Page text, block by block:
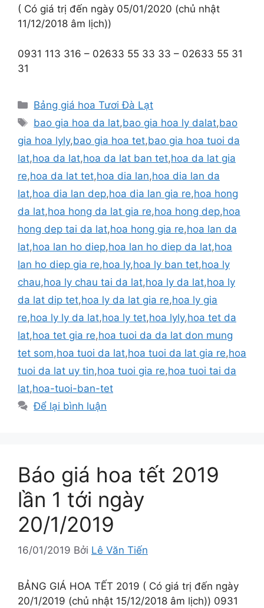
( Có giá trị đến ngày 05/01/2020 (chủ nhật
11/12/2018 âm lịch))
0931 113 316 – 02633 55 33 33 – 02633 55 31
31
Danh
mục
Bảng giá hoa Tươi Đà Lạt
Thẻ
bao gia hoa da lat,bao gia hoa ly dalat,bao
gia hoa lyly,bao gia hoa tet,bao gia hoa tuoi da
lat,hoa da lat,hoa da lat ban tet,hoa da lat gia
re,hoa da lat tet,hoa dia lan,hoa dia lan da
lat,hoa dia lan dep,hoa dia lan gia re,hoa hong
da lat,hoa hong da lat gia re,hoa hong dep,hoa
hong dep tai da lat,hoa hong gia re,hoa lan da
lat,hoa lan ho diep,hoa lan ho diep da lat,hoa
lan ho diep gia re,hoa ly,hoa ly ban tet,hoa ly
chau,hoa ly chau tai da lat,hoa ly da lat,hoa ly
da lat dip tet,hoa ly da lat gia re,hoa ly gia
re,hoa ly ly da lat,hoa ly tet,hoa lyly,hoa tet da
lat,hoa tet gia re,hoa tuoi da da lat don mung
tet som,hoa tuoi da lat,hoa tuoi da lat gia re,hoa
tuoi da lat uy tin,hoa tuoi gia re,hoa tuoi tai da
lat,hoa-tuoi-ban-tet
Để lại bình luận
Báo giá hoa tết 2019
lần 1 tới ngày
20/1/2019
16/01/2019 Bởi Lê Văn Tiến
BẢNG GIÁ HOA TẾT 2019 ( Có giá trị đến ngày
20/1/2019 (chủ nhật 15/12/2018 âm lịch)) 0931